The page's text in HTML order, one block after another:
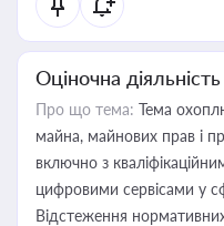
Оціночна діяльність
Про що тема: Тема
майна, майнових прав і
включно з
цифровими сервісами у
Відстеження